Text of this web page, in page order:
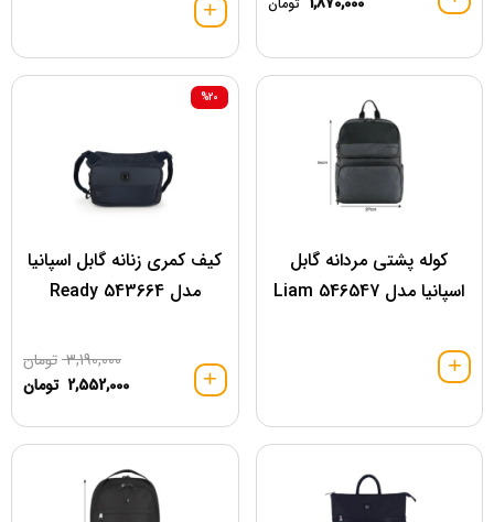
کوله پشتی مردانه گابل
اسپانیا مدل 546547 Liam
کیف کمری زنانه گابل اسپانیا
مدل 543664 Ready
%20
3,190,000 تومان
2,552,000 تومان